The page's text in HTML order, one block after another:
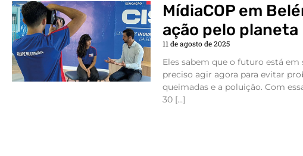
MídiaCOP em
ação pelo planeta
11 de agosto de 2025
Eles sabem que o futuro está
preciso agir agora para evitar
queimadas e a poluição. Com
30 […]